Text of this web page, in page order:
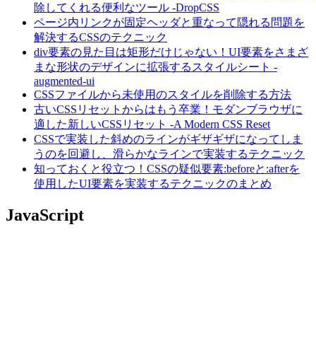
除してくれる便利なツール -DropCSS
ページ内リンクが固定ヘッダと重なって隠れる問題を
解決するCSSのテクニック
div要素の見た目は矩形だけじゃない！UI要素をさまざ
まな形状のデザインに拡張するスタイルシート -
augmented-ui
CSSファイルから未使用のスタイルを削除する方法
古いCSSリセットからはもう卒業！モダンブラウザに
適した新しいCSSリセット -A Modern CSS Reset
CSSで実装した斜めのラインがギザギザになってしま
うのを回避し、滑らかなラインで実装するテクニック
知っておくと役立つ！CSSの疑似要素:beforeと:afterを
使用したUI要素を実装するテクニックのまとめ
JavaScript